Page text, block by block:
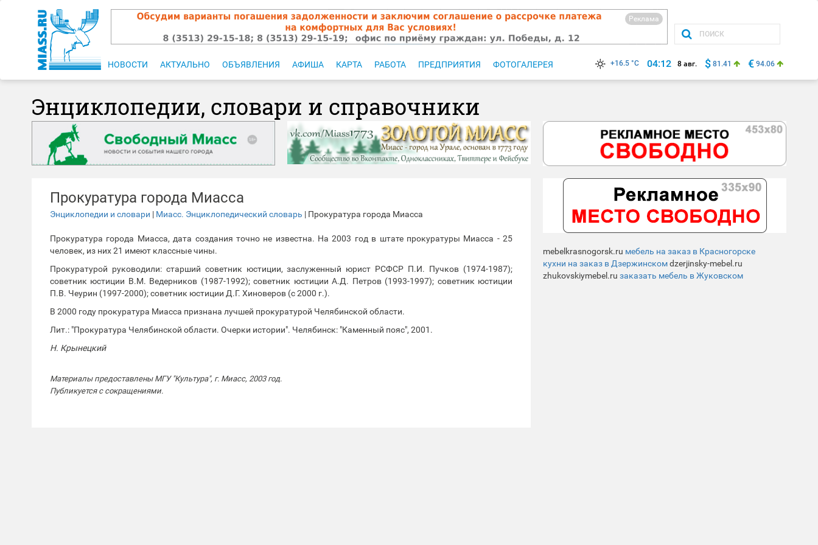
Реклама
НОВОСТИ АКТУАЛЬНО ОБЪЯВЛЕНИЯ АФИША КАРТА РАБОТА ПРЕДПРИЯТИЯ ФОТОГАЛЕРЕЯ +16.5 °C 04:12 8 авг. $ 81.41 € 94.06
Энциклопедии, словари и справочники
Прокуратура города Миасса
Энциклопедии и словари | Миасс. Энциклопедический словарь | Прокуратура города Миасса
Прокуратура города Миасса, дата создания точно не известна. На 2003 год в штате прокуратуры Миасса - 25
человек, из них 21 имеют классные чины.
Прокуратурой руководили: старший советник юстиции, заслуженный юрист РСФСР П.И. Пучков (1974-1987);
cоветник юстиции В.М. Ведерников (1987-1992); советник юстиции А.Д. Петров (1993-1997); советник юстиции
П.В. Чеурин (1997-2000); советник юстиции Д.Г. Хиноверов (с 2000 г.).
В 2000 году прокуратура Миасса признана лучшей прокуратурой Челябинской области.
Лит.: "Прокуратура Челябинской области. Очерки истории". Челябинск: "Каменный пояс", 2001.
Н. Крынецкий
Материалы предоставлены МГУ "Культура", г. Миасс, 2003 год.
Публикуется с сокращениями.
mebelkrasnogorsk.ru мебель на заказ в Красногорске
кухни на заказ в Дзержинскомdzerjinsky-mebel.ru
zhukovskiymebel.ru заказать мебель в Жуковском